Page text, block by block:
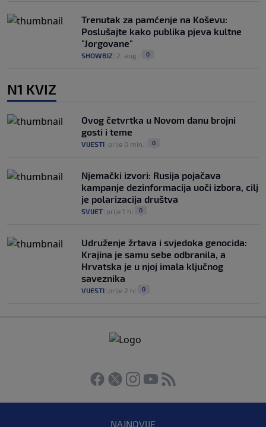
Trenutak za pamćenje na Koševu:
Poslušajte kako publika pjeva kultne
"Jorgovane"
SHOWBIZ 2. aug. 0
N1 KVIZ
Ovog četvrtka u Novom danu brojni
gosti i teme
VIJESTI prije 0 min. 0
Njemački izvori: Rusija pojačava
kampanje dezinformacija uoči izbora, cilj
je polarizacija društva
SVIJET prije 1 h 0
Udruženje žrtava i svjedoka genocida:
Krajina je samu sebe odbranila, a
Hrvatska je u njoj imala ključnog
saveznika
VIJESTI prije 2 h 0
NAJNOVIJE